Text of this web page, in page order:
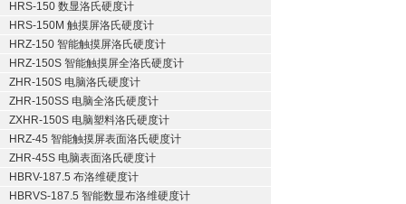
HRS-150 数显洛氏硬度计
HRS-150M 触摸屏洛氏硬度计
HRZ-150 智能触摸屏洛氏硬度计
HRZ-150S 智能触摸屏全洛氏硬度计
ZHR-150S 电脑洛氏硬度计
ZHR-150SS 电脑全洛氏硬度计
ZXHR-150S 电脑塑料洛氏硬度计
HRZ-45 智能触摸屏表面洛氏硬度计
ZHR-45S 电脑表面洛氏硬度计
HBRV-187.5 布洛维硬度计
HBRVS-187.5 智能数显布洛维硬度计